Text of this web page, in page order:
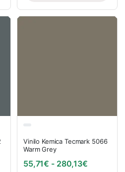
de precios: desde 55,71€
Vinilo Kemica Tecmark 5066
Warm Grey
55,71€ - 280,13€Rango